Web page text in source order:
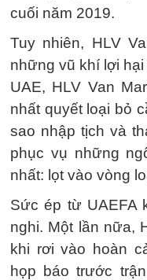
cuối năm 2019.
Tuy nhiên, HLV
những vũ khí lợi
UAE, HLV Van
nhất quyết loại bỏ
sao nhập tịch và
phục vụ những
nhất: lọt vào vòng
Sức ép từ UAEFA
nghi. Một lần nữa,
khi rơi vào hoàn
họp báo trước